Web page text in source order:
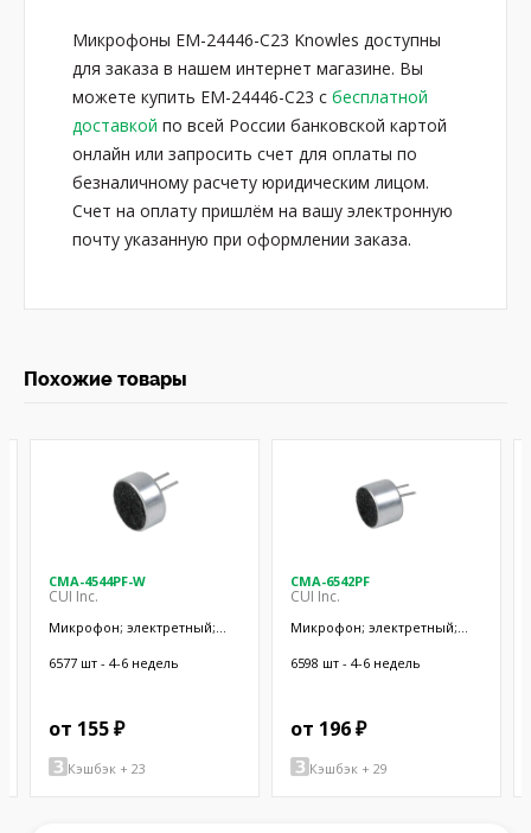
Микрофоны EM-24446-C23 Knowles доступны
для заказа в нашем интернет магазине. Вы
можете купить EM-24446-C23 с бесплатной
доставкой по всей России банковской картой
онлайн или запросить счет для оплаты по
безналичному расчету юридическим лицом.
Счет на оплату пришлём на вашу электронную
почту указанную при оформлении заказа.
Похожие товары
CMA-4544PF-W
CUI Inc.
Микрофон; электретный;
Ø9,7x4,5мм; SMT
6577 шт - 4-6 недель
от 155 ₽
Кэшбэк + 23
CMA-6542PF
CUI Inc.
Микрофон; электретный;
Ø9,4x6,5мм; SMT
6598 шт - 4-6 недель
от 196 ₽
Кэшбэк + 29